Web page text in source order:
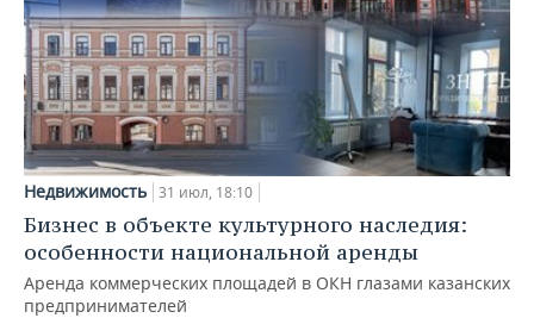
Недвижимость 31 июл, 18:10
Бизнес в объекте культурного наследия:
особенности национальной аренды
Аренда коммерческих площадей в ОКН глазами казанских
предпринимателей